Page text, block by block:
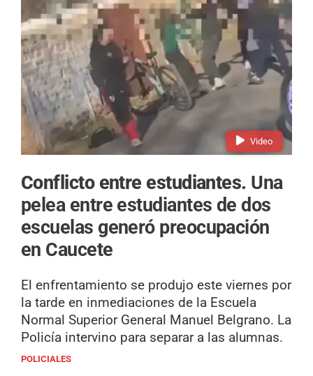
Video
Conflicto entre estudiantes. Una
pelea entre estudiantes de dos
escuelas generó preocupación
en Caucete
El enfrentamiento se produjo este viernes por
la tarde en inmediaciones de la Escuela
Normal Superior General Manuel Belgrano. La
Policía intervino para separar a las alumnas.
POLICIALES